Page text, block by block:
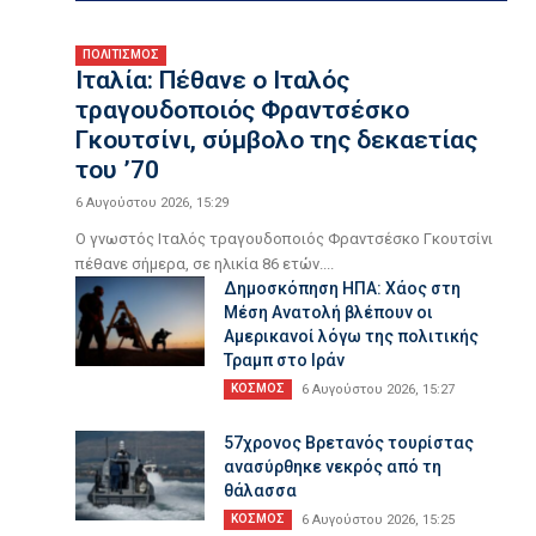
ΠΟΛΙΤΙΣΜΟΣ
Ιταλία: Πέθανε ο Ιταλός
τραγουδοποιός Φραντσέσκο
Γκουτσίνι, σύμβολο της δεκαετίας
του ’70
6 Αυγούστου 2026, 15:29
Ο γνωστός Ιταλός τραγουδοποιός Φραντσέσκο Γκουτσίνι
πέθανε σήμερα, σε ηλικία 86 ετών....
Δημοσκόπηση ΗΠΑ: Χάος στη
Μέση Ανατολή βλέπουν οι
Αμερικανοί λόγω της πολιτικής
Τραμπ στο Ιράν
ΚΟΣΜΟΣ 6 Αυγούστου 2026, 15:27
57χρονος Βρετανός τουρίστας
ανασύρθηκε νεκρός από τη
θάλασσα
ΚΟΣΜΟΣ 6 Αυγούστου 2026, 15:25